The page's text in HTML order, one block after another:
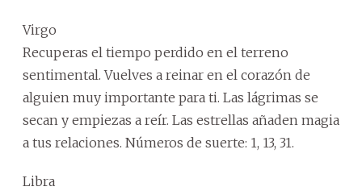
Virgo
Recuperas el tiempo perdido en el terreno
sentimental. Vuelves a reinar en el corazón de
alguien muy importante para ti. Las lágrimas se
secan y empiezas a reír. Las estrellas añaden magia
a tus relaciones. Números de suerte: 1, 13, 31.
Libra